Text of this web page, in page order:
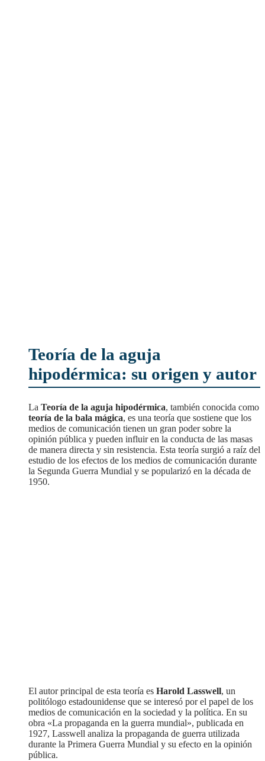
Teoría de la aguja
hipodérmica: su origen y autor
La Teoría de la aguja hipodérmica, también conocida como
teoría de la bala mágica, es una teoría que sostiene que los
medios de comunicación tienen un gran poder sobre la
opinión pública y pueden influir en la conducta de las masas
de manera directa y sin resistencia. Esta teoría surgió a raíz del
estudio de los efectos de los medios de comunicación durante
la Segunda Guerra Mundial y se popularizó en la década de
1950.
El autor principal de esta teoría es Harold Lasswell, un
politólogo estadounidense que se interesó por el papel de los
medios de comunicación en la sociedad y la política. En su
obra «La propaganda en la guerra mundial», publicada en
1927, Lasswell analiza la propaganda de guerra utilizada
durante la Primera Guerra Mundial y su efecto en la opinión
pública.